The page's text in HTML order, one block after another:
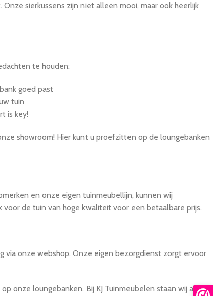
sierkussens zijn niet alleen mooi, maar ook heerlijk
te houden:
goed past
tuin
is key!
showroom! Hier kunt u proefzitten op de loungebanken
en onze eigen tuinmeubellijn, kunnen wij
de tuin van hoge kwaliteit voor een betaalbare prijs.
onze webshop. Onze eigen bezorgdienst zorgt ervoor
onze loungebanken. Bij KJ Tuinmeubelen staan wij altijd